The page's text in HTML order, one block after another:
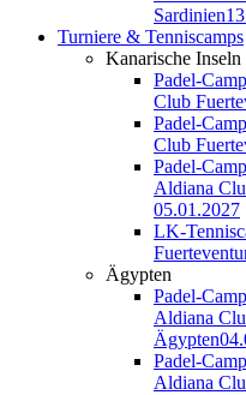
Sardinien
Turniere & Tenniscamps
Kanarische Inseln
Padel-
Club
Padel-
Club
Padel-
Aldiana
05.01.2027
LK-
Ägypten
Padel-
Aldiana
Ägypten
Padel-
Aldiana